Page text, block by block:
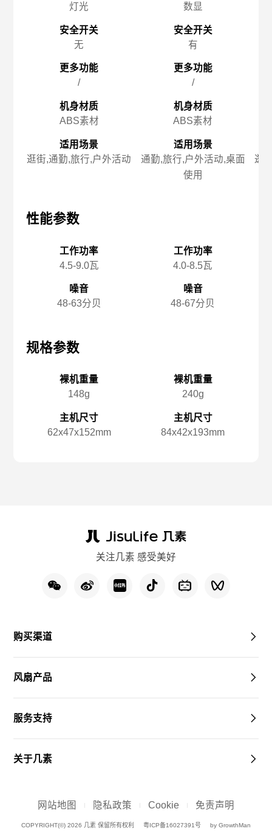
灯光
安全开关
无
更多功能
/
机身材质
ABS素材
适用场景
逛街,通勤,旅行,户外活动
性能参数
工作功率
4.5-9.0瓦
噪音
48-63分贝
规格参数
裸机重量
148g
主机尺寸
62x️47x️152mm
数显
安全开关
有
更多功能
/
机身材质
ABS素材
适用场景
通勤,旅行,户外活动,桌面
使用
工作功率
4.0-8.5瓦
噪音
48-67分贝
裸机重量
240g
主机尺寸
84x️42x️193mm
逛
关注几素 感受美好
购买渠道
风扇产品
服务支持
关于几素
COPYRIGHT(©) 2026 几素 保留所有权利 粤ICP备16027391号 by GrowthMan
网站地图 隐私政策 Cookie 免责声明